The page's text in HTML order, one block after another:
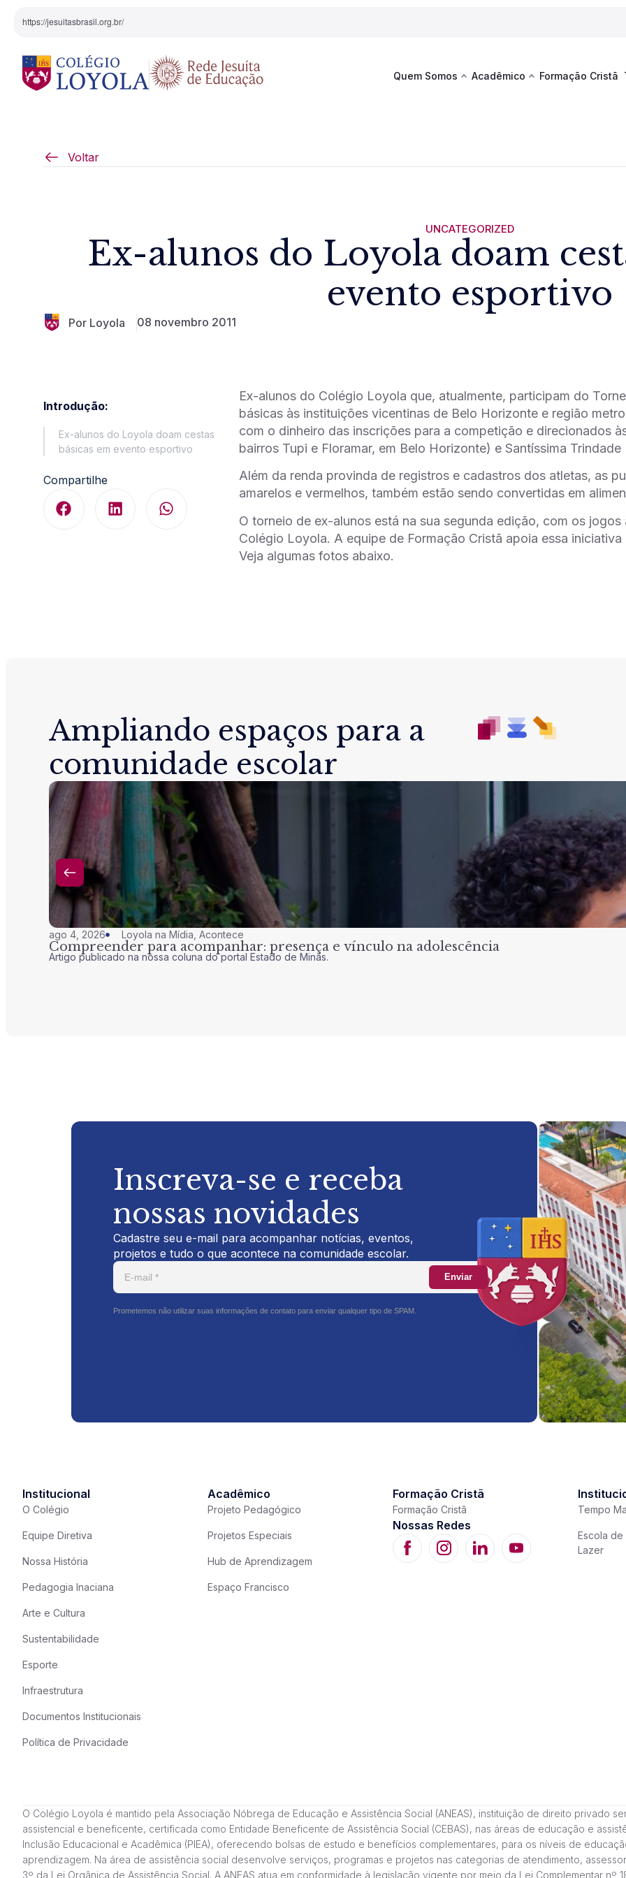
https://jesuitasbrasil.org.br/
Quem Somos
Pedagogia Inaciana Documentos Institucionais
Ver
Acadêmico Formação Cristã
Voltar
UNCATEGORIZED
Ex-alunos do Loyola doam
evento esportivo
Por Loyola 08 novembro 2011
Introdução:
Ex-alunos do Loyola doam cestas
básicas em evento esportivo
Compartilhe
Ex-alunos do Colégio Loyola que, atualmente, participam do
básicas às instituições vicentinas de Belo Horizonte e região
com o dinheiro das inscrições para a competição e direcionados
bairros Tupi e Floramar, em Belo Horizonte) e Santíssima
Além da renda provinda de registros e cadastros dos atletas, as
amarelos e vermelhos, também estão sendo convertidas em
O torneio de ex-alunos está na sua segunda edição, com os
Colégio Loyola. A equipe de Formação Cristã apoia essa
Veja algumas fotos abaixo.
Ampliando espaços para a
comunidade escolar
ago 4, 2026 Loyola na Mídia Acontece
Compreender para acompanhar: presença e vínculo na adolescência
Artigo publicado na nossa coluna do portal Estado de Minas.
Inscreva-se e receba
nossas novidades
Cadastre seu e-mail para acompanhar notícias, eventos,
projetos e tudo o que acontece na comunidade escolar.
Enviar
Prometemos não utilizar suas informações de contato para enviar qualquer tipo de SPAM.
Institucional
O Colégio
Equipe Diretiva
Nossa História
Pedagogia Inaciana
Arte e Cultura
Sustentabilidade
Esporte
Infraestrutura
Documentos Institucionais
Política de Privacidade
Acadêmico
Projeto Pedagógico
Projetos Especiais
Hub de Aprendizagem
Espaço Francisco
Formação Cristã
Formação Cristã
Nossas Redes
Tempo
Escola de
Lazer
O Colégio Loyola é mantido pela Associação Nóbrega de Educação e Assistência Social (ANEAS), instituição de direito privado
assistencial e beneficente, certificada como Entidade Beneficente de Assistência Social (CEBAS), nas áreas de educação e
Inclusão Educacional e Acadêmica (PIEA), oferecendo bolsas de estudo e benefícios complementares, para os níveis de
aprendizagem. Na área de assistência social desenvolve serviços, programas e projetos nas categorias de atendimento,
3º da Lei Orgânica de Assistência Social. A ANEAS atua em conformidade à legislação vigente por meio da Lei Complementar nº